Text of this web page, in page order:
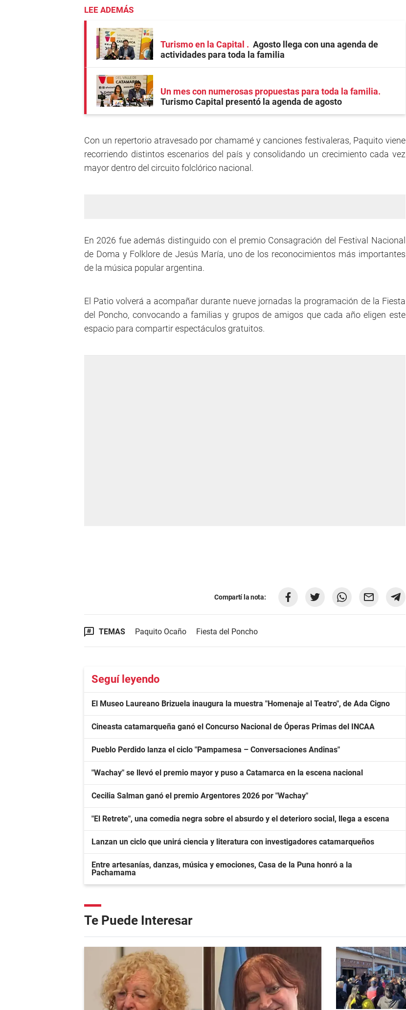
LEE ADEMÁS
Turismo en la Capital
Agosto llega con una agenda de
actividades para toda la familia
Un mes con numerosas propuestas para toda la familia
Turismo Capital presentó la agenda de agosto
Con un repertorio atravesado por chamamé y canciones festivaleras, Paquito viene
recorriendo distintos escenarios del país y consolidando un crecimiento cada vez
mayor dentro del circuito folclórico nacional.
En 2026 fue además distinguido con el premio Consagración del Festival Nacional
de Doma y Folklore de Jesús María, uno de los reconocimientos más importantes
de la música popular argentina.
El Patio volverá a acompañar durante nueve jornadas la programación de la Fiesta
del Poncho, convocando a familias y grupos de amigos que cada año eligen este
espacio para compartir espectáculos gratuitos.
Compartí la nota:
TEMAS Paquito Ocaño Fiesta del Poncho
Seguí leyendo
El Museo Laureano Brizuela inaugura la muestra "Homenaje al Teatro", de Ada Cigno
Cineasta catamarqueña ganó el Concurso Nacional de Óperas Primas del INCAA
Pueblo Perdido lanza el ciclo "Pampamesa – Conversaciones Andinas"
"Wachay" se llevó el premio mayor y puso a Catamarca en la escena nacional
Cecilia Salman ganó el premio Argentores 2026 por "Wachay"
"El Retrete", una comedia negra sobre el absurdo y el deterioro social, llega a escena
Lanzan un ciclo que unirá ciencia y literatura con investigadores catamarqueños
Entre artesanías, danzas, música y emociones, Casa de la Puna honró a la
Pachamama
Te Puede Interesar